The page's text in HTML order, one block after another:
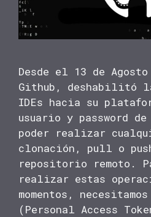
Desde el 13 de
Github, deshabilitó
IDEs hacia su
usuario y password
poder realizar
clonación, pull o
repositorio remoto.
realizar estas
momentos,
(Personal Access